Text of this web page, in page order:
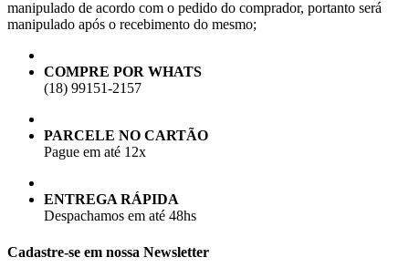
manipulado de acordo com o pedido do comprador, portanto será
manipulado após o recebimento do mesmo;
COMPRE POR WHATS
(18) 99151-2157
PARCELE NO CARTÃO
Pague em até 12x
ENTREGA RÁPIDA
Despachamos em até 48hs
Cadastre-se em nossa Newsletter